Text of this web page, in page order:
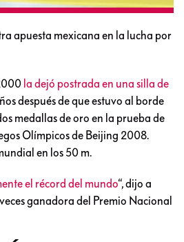
apuesta mexicana en la lucha por
la dejó postrada en una silla de
después de que estuvo al borde
medallas de oro en la prueba de
Olímpicos de Beijing 2008.
en los 50 m.
el récord del mundo“, dijo a
ganadora del Premio Nacional